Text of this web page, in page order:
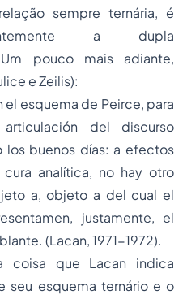
sempre ternária, é
a dupla
pouco mais adiante,
e Zeilis):
el esquema de Peirce, para
del discurso
los buenos días: a efectos
analítica, no hay otro
a, objeto a del cual el
justamente, el
(Lacan, 1971-1972).
coisa que Lacan indica
seu esquema ternário e o